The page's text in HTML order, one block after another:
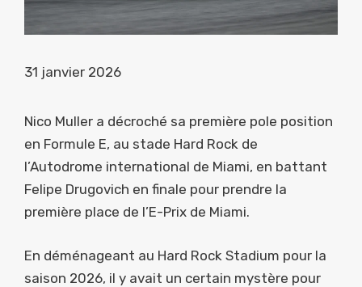
31 janvier 2026
Nico Muller a décroché sa première pole position
en Formule E, au stade Hard Rock de
l’Autodrome international de Miami, en battant
Felipe Drugovich en finale pour prendre la
première place de l’E-Prix de Miami.
En déménageant au Hard Rock Stadium pour la
saison 2026, il y avait un certain mystère pour